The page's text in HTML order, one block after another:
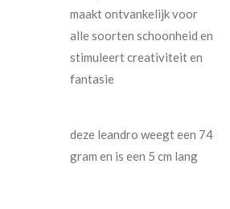
maakt ontvankelijk voor
alle soorten schoonheid en
stimuleert creativiteit en
fantasie
deze leandro weegt een 74
gram en is een 5 cm lang